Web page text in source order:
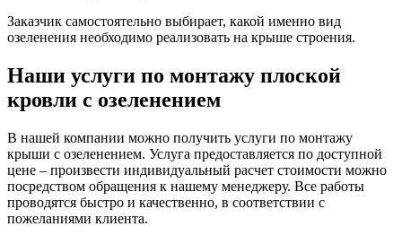
Заказчик самостоятельно выбирает, какой именно вид
озеленения необходимо реализовать на крыше строения.
Наши услуги по монтажу плоской
кровли с озеленением
В нашей компании можно получить услуги по монтажу
крыши с озеленением. Услуга предоставляется по доступной
цене – произвести индивидуальный расчет стоимости можно
посредством обращения к нашему менеджеру. Все работы
проводятся быстро и качественно, в соответствии с
пожеланиями клиента.